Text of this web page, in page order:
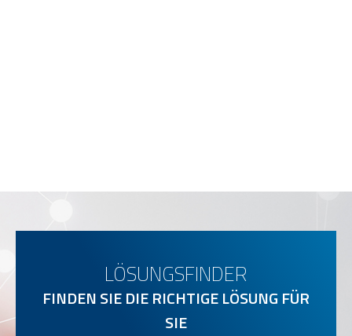
LÖSUNGSFINDER
FINDEN SIE DIE RICHTIGE LÖSUNG FÜR
SIE